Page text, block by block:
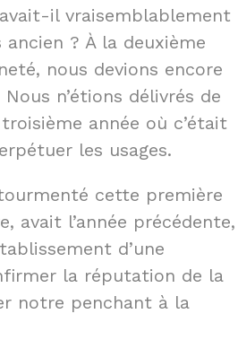
il vraisemblablement
? À la deuxième
nous devions encore
n’étions délivrés de
année où c’était
les usages.
cette première
avait l’année précédente,
d’une
la réputation de la
notre penchant à la